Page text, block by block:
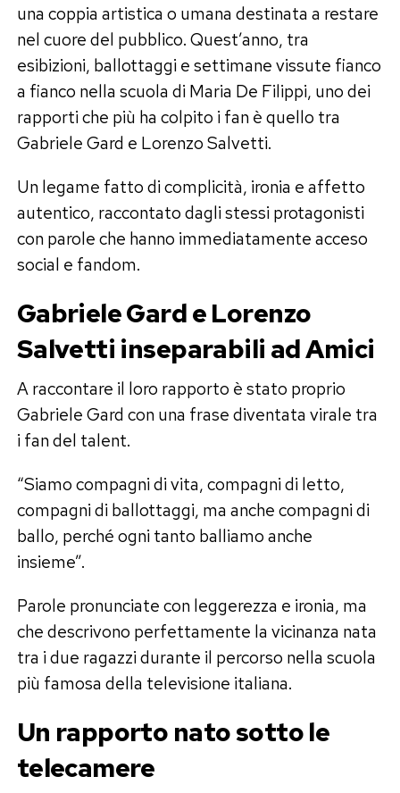
una coppia artistica o umana destinata a restare
nel cuore del pubblico. Quest’anno, tra
esibizioni, ballottaggi e settimane vissute fianco
a fianco nella scuola di Maria De Filippi, uno dei
rapporti che più ha colpito i fan è quello tra
Gabriele Gard e Lorenzo Salvetti.
Un legame fatto di complicità, ironia e affetto
autentico, raccontato dagli stessi protagonisti
con parole che hanno immediatamente acceso
social e fandom.
Gabriele Gard e Lorenzo
Salvetti inseparabili ad Amici
A raccontare il loro rapporto è stato proprio
Gabriele Gard con una frase diventata virale tra
i fan del talent.
“Siamo compagni di vita, compagni di letto,
compagni di ballottaggi, ma anche compagni di
ballo, perché ogni tanto balliamo anche
insieme”.
Parole pronunciate con leggerezza e ironia, ma
che descrivono perfettamente la vicinanza nata
tra i due ragazzi durante il percorso nella scuola
più famosa della televisione italiana.
Un rapporto nato sotto le
telecamere